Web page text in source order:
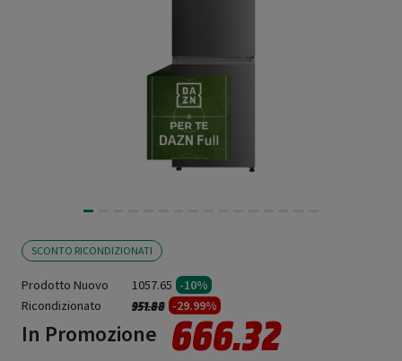
SCONTO RICONDIZIONATI
Prodotto Nuovo 1057.65 -10%
Ricondizionato
Prezzo ridotto da
951.88a -29.99%
In Promozione 666.32